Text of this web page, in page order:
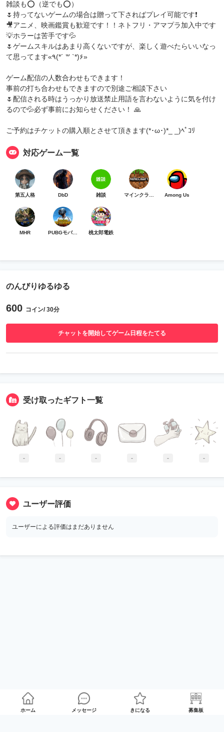
雑談も⭕️（逆でも⭕️）
🌷持ってないゲームの場合は贈って下さればプレイ可能です❗
🎥アニメ、映画鑑賞も歓迎です！！ネトフリ・アマプラ加入中です
💡ホラーは苦手です💦
🌷ゲームスキルはあまり高くないですが、楽しく遊べたらいいなっ
て思ってます«٩(*´ ꒳ `*)۶»
ゲーム配信の人数合わせもできます！
事前の打ち合わせもできますので別途ご相談下さい
🌷配信される時はうっかり放送禁止用語を言わないように気を付け
るので💦必ず事前にお知らせください！ 🙏
ご予約はチケットの購入順とさせて頂きます(*･ω･)*_ _)ﾍﾟｺﾘ
対応ゲーム一覧
第五人格 DbD 雑談 Among Us
MHR PUBGモバイル 桃太郎電鉄
のんびりゆるゆる
600 コイン/ 30分
チャットを開始してゲーム日程をたてる
受け取ったギフト一覧
- - - - - -
ユーザー評価
ユーザーによる評価はまだありません
ホーム メッセージ きになる 募集板